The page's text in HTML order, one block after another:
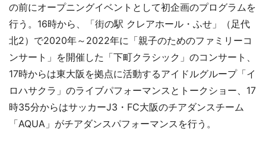
の前にオープニングイベントとして初企画のプログラムを
行う。16時から、「街の駅 クレアホール・ふせ」（足代
北2）で2020年～2022年に「親子のためのファミリーコ
ンサート」を開催した「下町クラシック」のコンサート、
17時からは東大阪を拠点に活動するアイドルグループ「イ
ロハサクラ」のライブパフォーマンスとトークショー、17
時35分からはサッカーJ3・FC大阪のチアダンスチーム
「AQUA」がチアダンスパフォーマンスを行う。